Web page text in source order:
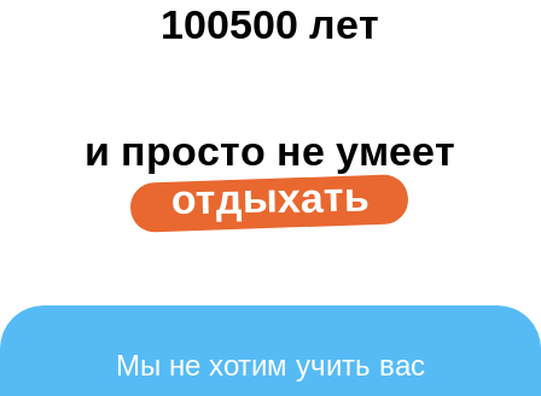
отдыхать
100500 лет
и просто не умеет
Мы не хотим учить вас